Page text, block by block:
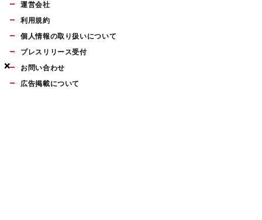
×
×
×
運営会社
利用規約
個人情報の取り扱いについて
プレスリリース受付
お問い合わせ
広告掲載について